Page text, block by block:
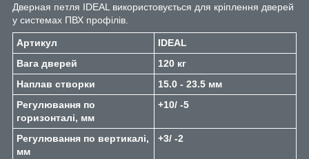
Дверная петля IDEAL використовується для кріплення дверей
у системах ПВХ профілів.
Артикул
IDEAL
Вага дверей
120 кг
Наплав створки
15.0 - 23.5 мм
Регулювання по
горизонталі, мм
+10/ -5
Регулювання по вертикалі,
мм
+3/ -2